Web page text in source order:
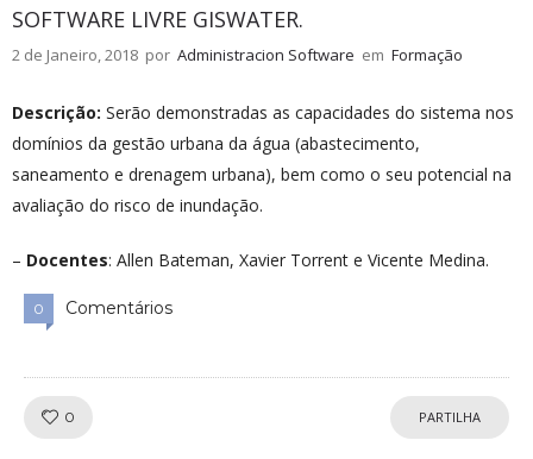
663 Views
SOFTWARE LIVRE GISWATER.
2 de Janeiro, 2018 por Administracion Software em Formação
Descrição: Serão demonstradas as capacidades do sistema nos
domínios da gestão urbana da água (abastecimento,
saneamento e drenagem urbana), bem como o seu potencial na
avaliação do risco de inundação.
– Docentes: Allen Bateman, Xavier Torrent e Vicente Medina.
0 Comentários
0 PARTILHA